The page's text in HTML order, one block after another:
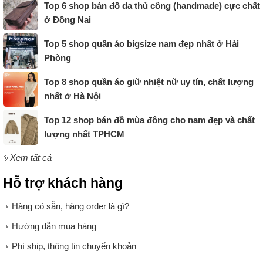
Top 6 shop bán đồ da thủ công (handmade) cực chất
ở Đồng Nai
Top 5 shop quần áo bigsize nam đẹp nhất ở Hải
Phòng
Top 8 shop quần áo giữ nhiệt nữ uy tín, chất lượng
nhất ở Hà Nội
Top 12 shop bán đồ mùa đông cho nam đẹp và chất
lượng nhất TPHCM
Xem tất cả
Hỗ trợ khách hàng
Hàng có sẵn, hàng order là gì?
Hướng dẫn mua hàng
Phí ship, thông tin chuyển khoản